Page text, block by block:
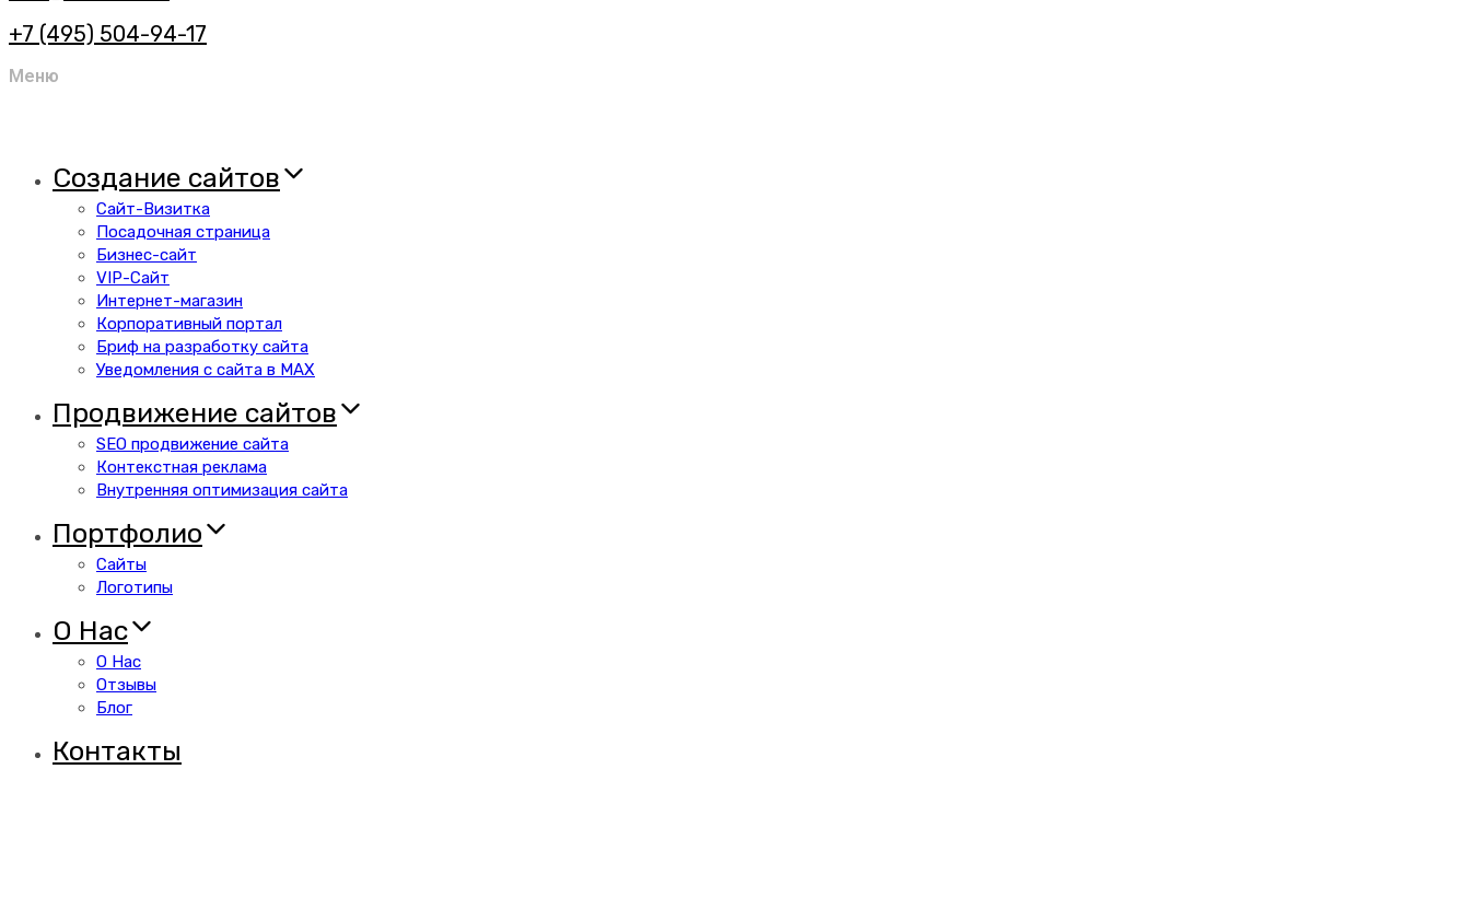
+7 (495) 504-94-17
Меню
Создание сайтов
Сайт-Визитка
Посадочная страница
Бизнес-сайт
VIP-Сайт
Интернет-магазин
Корпоративный портал
Бриф на разработку сайта
Уведомления с сайта в MAX
Продвижение сайтов
SEO продвижение сайта
Контекстная реклама
Внутренняя оптимизация сайта
Портфолио
Сайты
Логотипы
О Нас
О Нас
Отзывы
Блог
Контакты